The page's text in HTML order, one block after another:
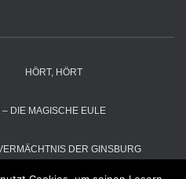
HÖRT, HÖRT
DIE MAGISCHE EULE
DER GINSBURG